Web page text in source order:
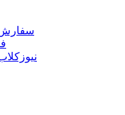
سفارش